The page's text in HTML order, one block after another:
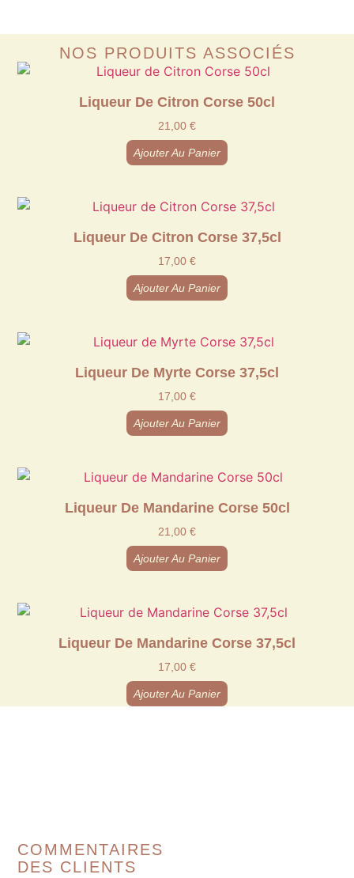
NOS PRODUITS ASSOCIÉS
Liqueur De Citron Corse 50cl
21,00 €
Ajouter Au Panier
Liqueur De Citron Corse 37,5cl
17,00 €
Ajouter Au Panier
Liqueur De Myrte Corse 37,5cl
17,00 €
Ajouter Au Panier
Liqueur De Mandarine Corse 50cl
21,00 €
Ajouter Au Panier
Liqueur De Mandarine Corse 37,5cl
17,00 €
Ajouter Au Panier
COMMENTAIRES
DES CLIENTS